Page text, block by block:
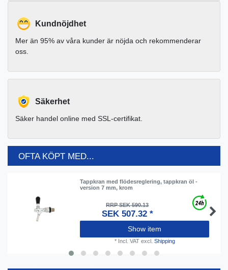
Kundnöjdhet
Mer än 95% av våra kunder är nöjda och rekommenderar
oss.
Säkerhet
Säker handel online med SSL-certifikat.
OFTA KÖPT MED...
Tappkran med flödesreglering, tappkran öl -
version 7 mm, krom
RRP SEK 590.13
SEK 507.32 *
Show item
* Incl. VATexcl. Shipping